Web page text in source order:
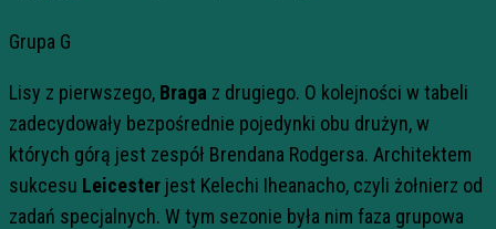
Grupa G
Lisy z pierwszego, Braga z drugiego. O kolejności w tabeli
zadecydowały bezpośrednie pojedynki obu drużyn, w
których górą jest zespół Brendana Rodgersa. Architektem
sukcesu Leicester jest Kelechi Iheanacho, czyli żołnierz od
zadań specjalnych. W tym sezonie była nim faza grupowa